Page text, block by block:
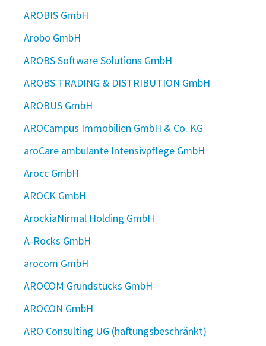
AROBIS GmbH
Arobo GmbH
AROBS Software Solutions GmbH
AROBS TRADING & DISTRIBUTION GmbH
AROBUS GmbH
AROCampus Immobilien GmbH & Co. KG
aroCare ambulante Intensivpflege GmbH
Arocc GmbH
AROCK GmbH
ArockiaNirmal Holding GmbH
A-Rocks GmbH
arocom GmbH
AROCOM Grundstücks GmbH
AROCON GmbH
ARO Consulting UG (haftungsbeschränkt)